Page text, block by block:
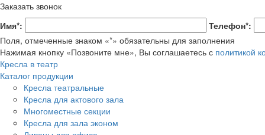
Заказать звонок
Имя*:
Телефон*:
Поля, отмеченные знаком «*» обязательны для заполнения
Нажимая кнопку «Позвоните мне», Вы соглашаетесь с политикой
Кресла в театр
Каталог продукции
Кресла театральные
Кресла для актового зала
Многоместные секции
Кресла для зала эконом